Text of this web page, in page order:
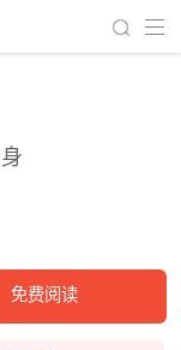
免费阅读